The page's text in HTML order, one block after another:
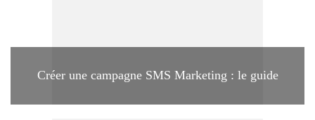
Créer une campagne SMS Marketing : le guide